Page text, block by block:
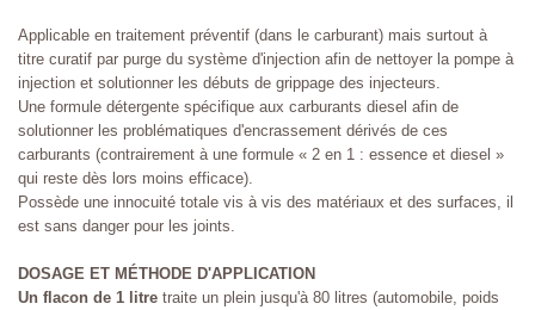
Applicable en traitement préventif (dans le carburant) mais surtout à
titre curatif par purge du système d'injection afin de nettoyer la pompe à
injection et solutionner les débuts de grippage des injecteurs.
Une formule détergente spécifique aux carburants diesel afin de
solutionner les problématiques d'encrassement dérivés de ces
carburants (contrairement à une formule « 2 en 1 : essence et diesel »
qui reste dès lors moins efficace).
Possède une innocuité totale vis à vis des matériaux et des surfaces, il
est sans danger pour les joints.
DOSAGE ET MÉTHODE D'APPLICATION
Un flacon de 1 litre traite un plein jusqu'à 80 litres (automobile, poids